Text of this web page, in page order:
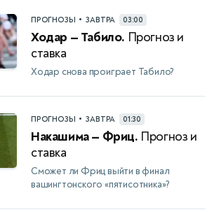
ПРОГНОЗЫ • ЗАВТРА 03:00
Ходар — Табило. Прогноз и
ставка
Ходар снова проиграет Табило?
ПРОГНОЗЫ • ЗАВТРА 01:30
Накашима — Фриц. Прогноз и
ставка
Сможет ли Фриц выйти в финал
вашингтонского «пятисотника»?